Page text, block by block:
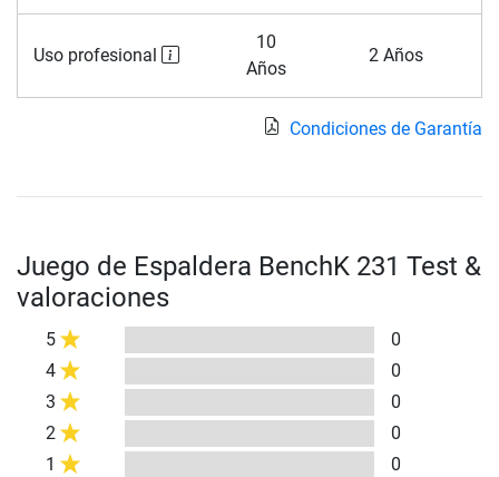
Uso profesional
10
Años
2 Años
Condiciones de Garantía
Juego de Espaldera BenchK 231 Test &
valoraciones
5
0
4
0
3
0
2
0
1
0